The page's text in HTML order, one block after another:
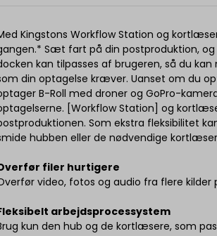
Kingstons Workflow Station og
Sæt fart på din postproduktion,
kan tilpasses af brugeren, så du
din optagelse kræver. Uanset om du
B-Roll med droner og GoPro-
[Workflow Station] og
Som ekstra fleksibilitet
hubben eller de nødvendige
filer hurtigere
video, fotos og audio fra flere kilder
arbejdsprocessystem
kun den hub og de kortlæsere, som